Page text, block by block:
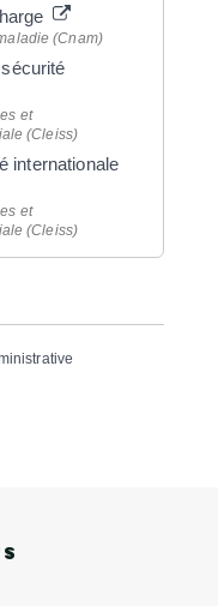
(Cnam)
et
(Cleiss)
internationale
et
(Cleiss)